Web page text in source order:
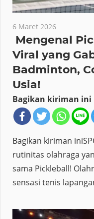
6 Maret 2026
Mengenal
Viral yang
Badminton,
Usia!
Bagikan kiriman ini
Bagikan kiriman
rutinitas olahraga
sama Pickleball!
sensasi tenis